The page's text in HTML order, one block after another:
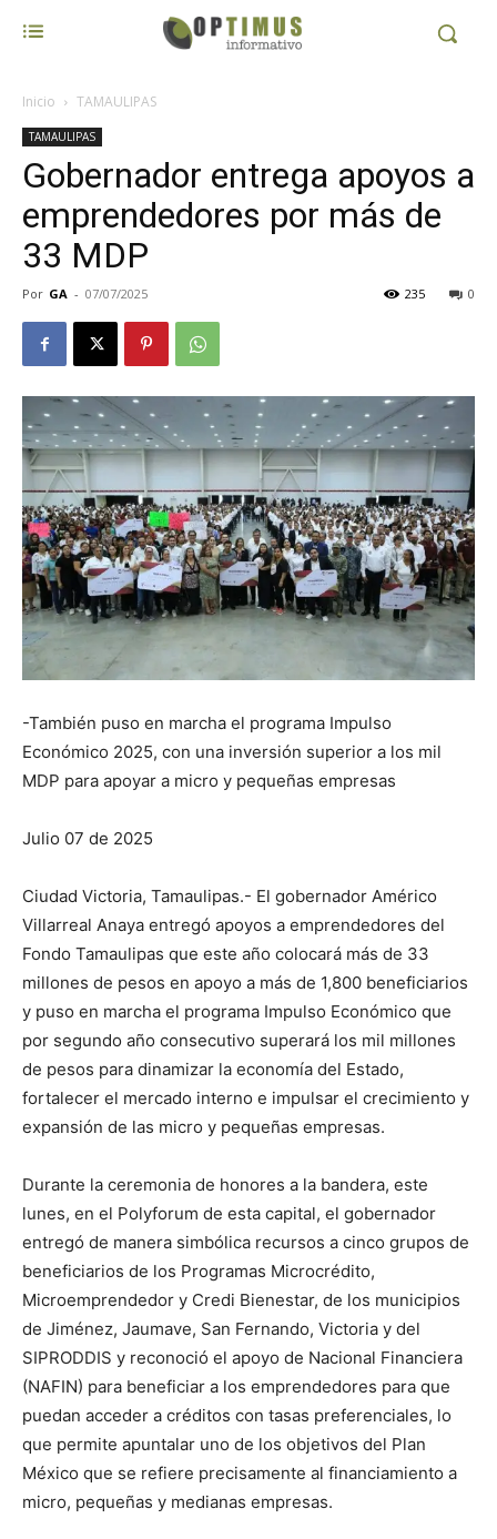
Inicio TAMAULIPAS
TAMAULIPAS
Gobernador entrega apoyos a
emprendedores por más de
33 MDP
Por GA - 07/07/2025 0
235
-También puso en marcha el programa Impulso
Económico 2025, con una inversión superior a los mil
MDP para apoyar a micro y pequeñas empresas
Julio 07 de 2025
Ciudad Victoria, Tamaulipas.- El gobernador Américo
Villarreal Anaya entregó apoyos a emprendedores del
Fondo Tamaulipas que este año colocará más de 33
millones de pesos en apoyo a más de 1,800 beneficiarios
y puso en marcha el programa Impulso Económico que
por segundo año consecutivo superará los mil millones
de pesos para dinamizar la economía del Estado,
fortalecer el mercado interno e impulsar el crecimiento y
expansión de las micro y pequeñas empresas.
Durante la ceremonia de honores a la bandera, este
lunes, en el Polyforum de esta capital, el gobernador
entregó de manera simbólica recursos a cinco grupos de
beneficiarios de los Programas Microcrédito,
Microemprendedor y Credi Bienestar, de los municipios
de Jiménez, Jaumave, San Fernando, Victoria y del
SIPRODDIS y reconoció el apoyo de Nacional Financiera
(NAFIN) para beneficiar a los emprendedores para que
puedan acceder a créditos con tasas preferenciales, lo
que permite apuntalar uno de los objetivos del Plan
México que se refiere precisamente al financiamiento a
micro, pequeñas y medianas empresas.